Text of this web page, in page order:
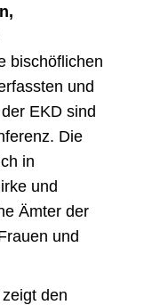
bischöflichen
und
EKD sind
Die
in
und
Ämter der
und
den